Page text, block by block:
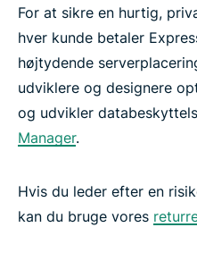
For at sikre en hurtig,
hver kunde betaler
højtydende
udviklere og designere
og udvikler
Manager.
Hvis du leder efter en
kan du bruge vores